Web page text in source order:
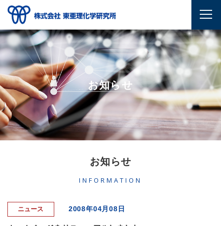
お知らせ
お知らせ
INFORMATION
ニュース 2008年04月08日